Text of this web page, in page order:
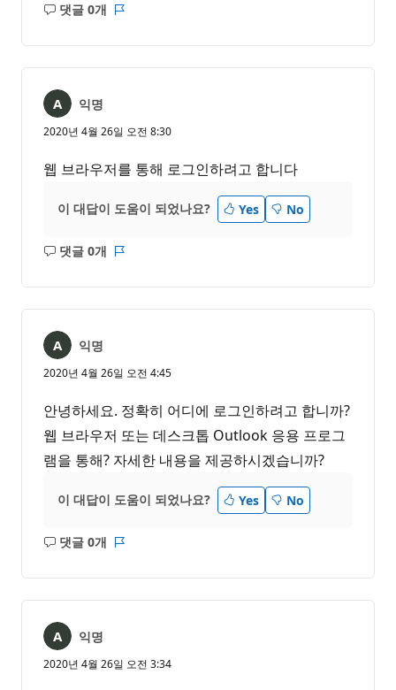
댓글 0개
설
음
익명
2020년 4월 26일 오전 8:30
웹 브라우저를 통해 로그인하려고 합니다
이 대답이 도움이 되었나요? Yes No
댓글 0개
설
음
익명
2020년 4월 26일 오전 4:45
안녕하세요. 정확히 어디에 로그인하려고 합니까?
웹 브라우저 또는 데스크톱 Outlook 응용 프로그
램을 통해? 자세한 내용을 제공하시겠습니까?
이 대답이 도움이 되었나요? Yes No
댓글 0개
설
음
익명
2020년 4월 26일 오전 3:34